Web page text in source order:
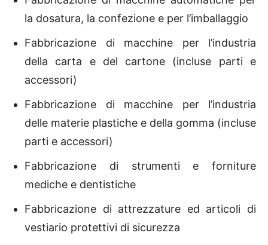
la dosatura, la confezione e per l’imballaggio
Fabbricazione di macchine per l’industria
della carta e del cartone (incluse parti e
accessori)
Fabbricazione di macchine per l’industria
delle materie plastiche e della gomma (incluse
parti e accessori)
Fabbricazione di strumenti e forniture
mediche e dentistiche
Fabbricazione di attrezzature ed articoli di
vestiario protettivi di sicurezza